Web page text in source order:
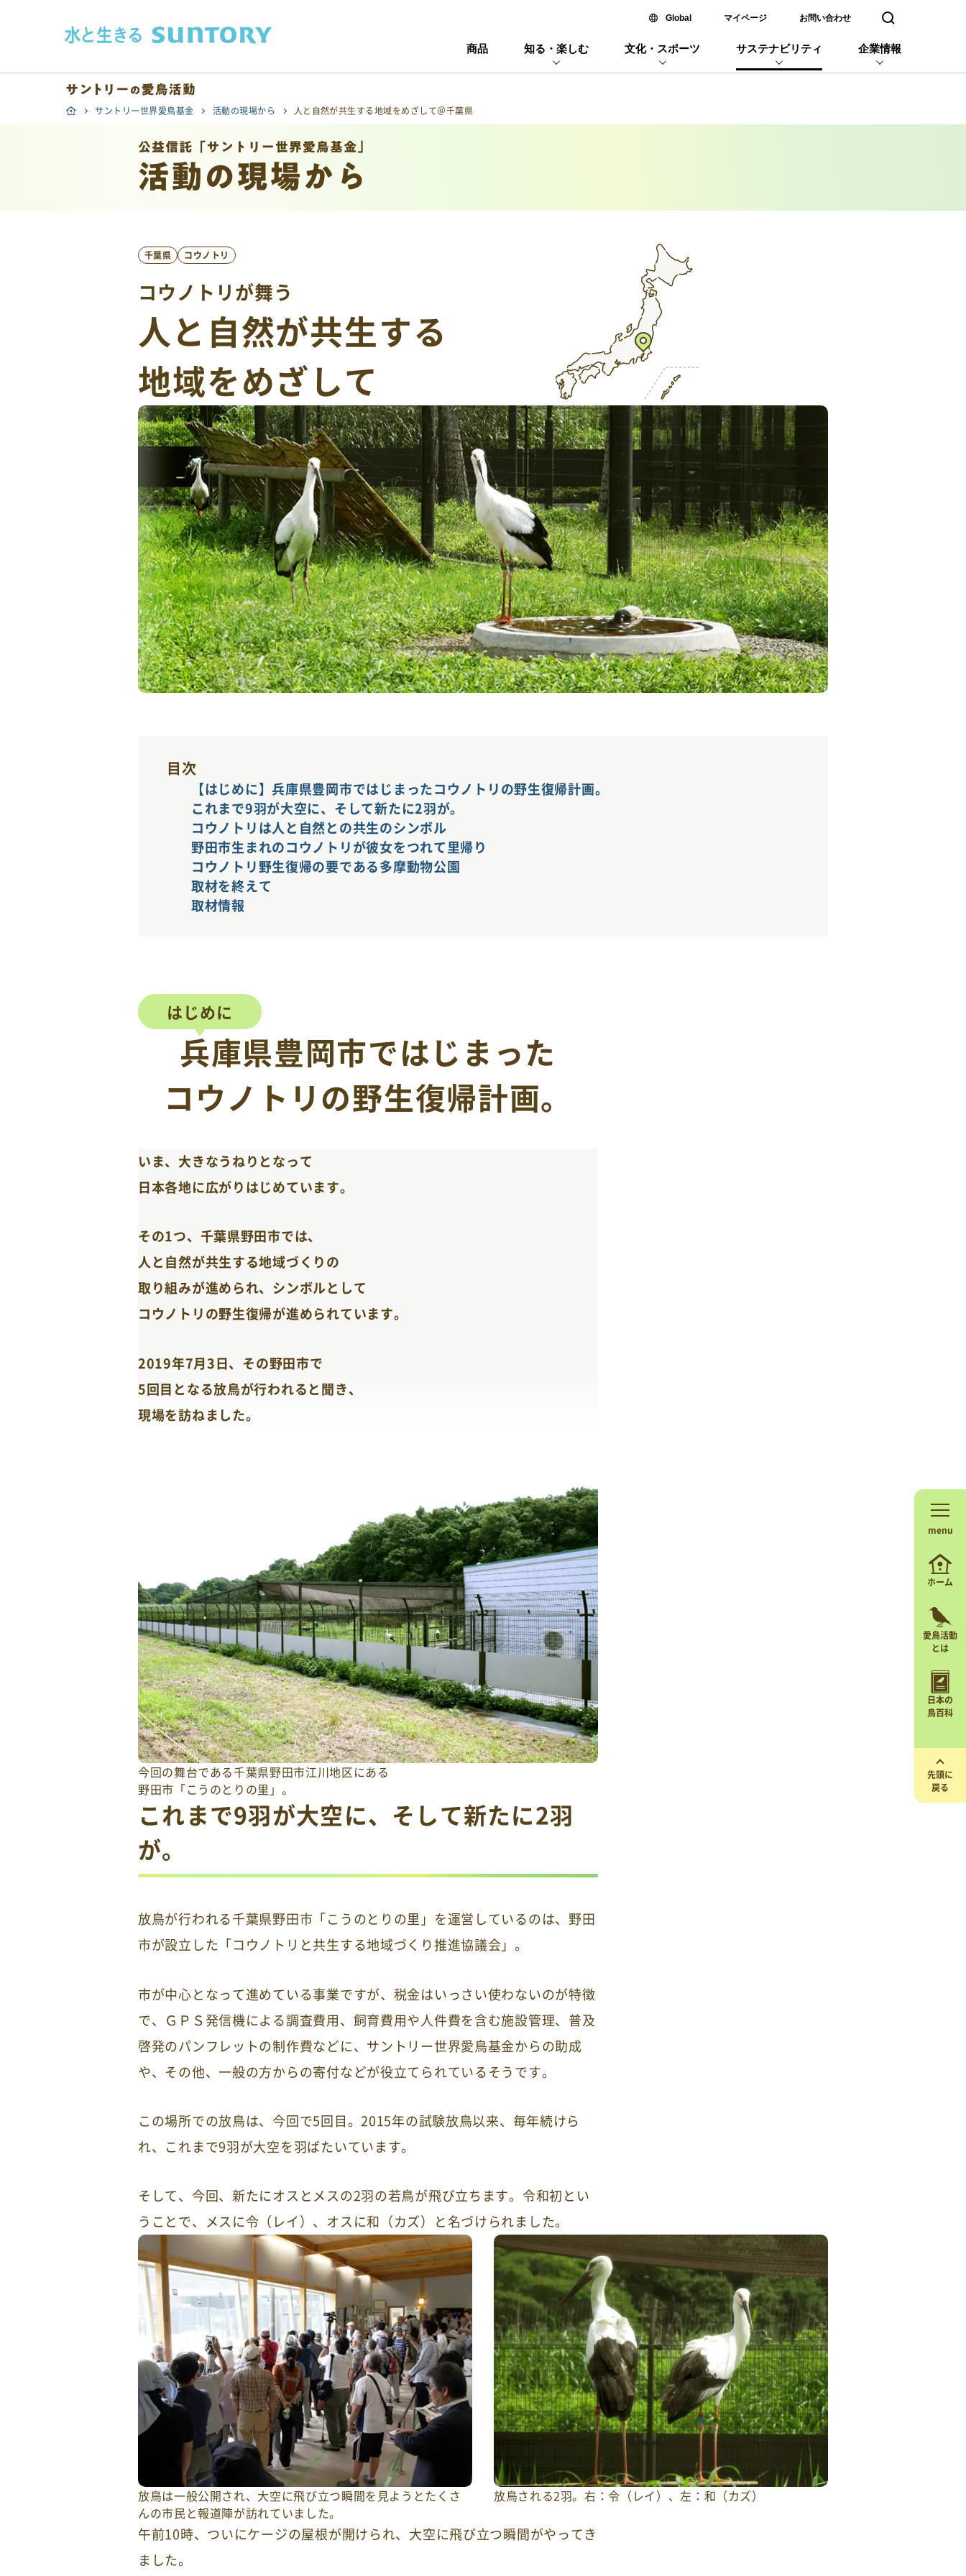
Global新しいウィンドウで開く
マイページ お問い合わせ 検索窓を開く
商品 知る・楽しむ 文化・スポーツ サステナビリティ 企業情報
menu
ホーム
愛鳥活動
とは
日本の
鳥百科
先頭に
戻る
サントリー世界愛鳥基金 活動の現場から 人と自然が共生する地域をめざして＠千葉県
千葉県 コウノトリ
コウノトリが舞う
人と自然が共生する
地域をめざして
目次
【はじめに】兵庫県豊岡市ではじまったコウノトリの野生復帰計画。
これまで9羽が大空に、そして新たに2羽が。
コウノトリは人と自然との共生のシンボル
野田市生まれのコウノトリが彼女をつれて里帰り
コウノトリ野生復帰の要である多摩動物公園
取材を終えて
取材情報
はじめに
兵庫県豊岡市ではじまった
コウノトリの野生復帰計画。
いま、大きなうねりとなって
日本各地に広がりはじめています。
その1つ、千葉県野田市では、
人と自然が共生する地域づくりの
取り組みが進められ、シンボルとして
コウノトリの野生復帰が進められています。
2019年7月3日、その野田市で
5回目となる放鳥が行われると聞き、
現場を訪ねました。
今回の舞台である千葉県野田市江川地区にある
野田市「こうのとりの里」。
これまで9羽が大空に、そして新たに2羽
が。
放鳥が行われる千葉県野田市「こうのとりの里」を運営しているのは、野田
市が設立した「コウノトリと共生する地域づくり推進協議会」。
市が中心となって進めている事業ですが、税金はいっさい使わないのが特徴
で、ＧＰＳ発信機による調査費用、飼育費用や人件費を含む施設管理、普及
啓発のパンフレットの制作費などに、サントリー世界愛鳥基金からの助成
や、その他、一般の方からの寄付などが役立てられているそうです。
この場所での放鳥は、今回で5回目。2015年の試験放鳥以来、毎年続けら
れ、これまで9羽が大空を羽ばたいています。
そして、今回、新たにオスとメスの2羽の若鳥が飛び立ちます。令和初とい
うことで、メスに令（レイ）、オスに和（カズ）と名づけられました。
放鳥は一般公開され、大空に飛び立つ瞬間を見ようとたくさ
んの市民と報道陣が訪れていました。
放鳥される2羽。右：令（レイ）、左：和（カズ）
午前10時、ついにケージの屋根が開けられ、大空に飛び立つ瞬間がやってき
ました。